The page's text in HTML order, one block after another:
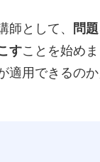
師として、 問
すことを始め
適用できる